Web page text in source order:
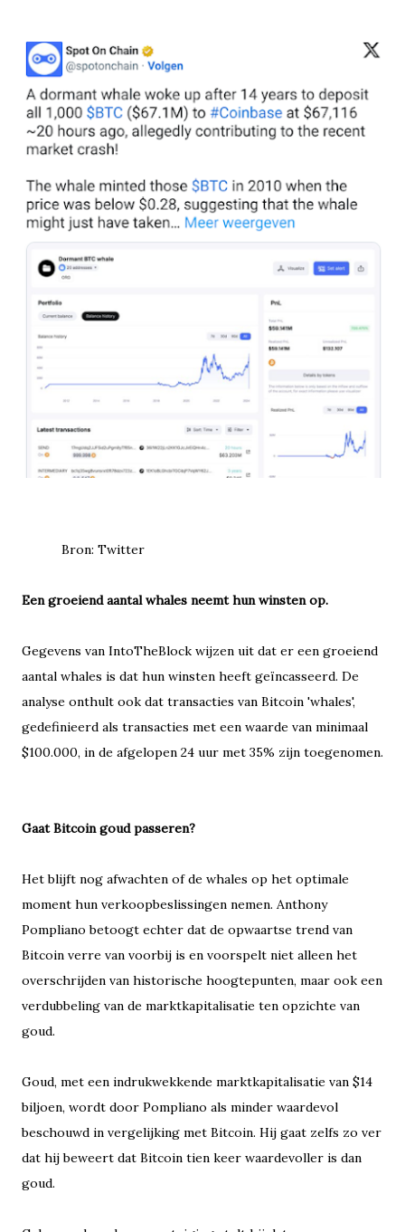
Bron: Twitter
Een groeiend aantal whales neemt hun winsten op.
Gegevens van IntoTheBlock wijzen uit dat er een groeiend
aantal whales is dat hun winsten heeft geïncasseerd. De
analyse onthult ook dat transacties van Bitcoin 'whales',
gedefinieerd als transacties met een waarde van minimaal
$100.000, in de afgelopen 24 uur met 35% zijn toegenomen.
Gaat Bitcoin goud passeren?
Het blijft nog afwachten of de whales op het optimale
moment hun verkoopbeslissingen nemen. Anthony
Pompliano betoogt echter dat de opwaartse trend van
Bitcoin verre van voorbij is en voorspelt niet alleen het
overschrijden van historische hoogtepunten, maar ook een
verdubbeling van de marktkapitalisatie ten opzichte van
goud.
Goud, met een indrukwekkende marktkapitalisatie van $14
biljoen, wordt door Pompliano als minder waardevol
beschouwd in vergelijking met Bitcoin. Hij gaat zelfs zo ver
dat hij beweert dat Bitcoin tien keer waardevoller is dan
goud.